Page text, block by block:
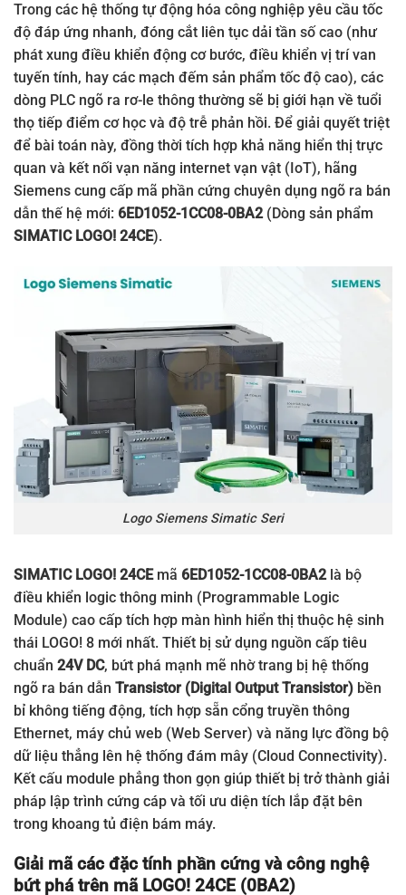
Trong các hệ thống tự động hóa công nghiệp yêu cầu tốc
độ đáp ứng nhanh, đóng cắt liên tục dải tần số cao (như
phát xung điều khiển động cơ bước, điều khiển vị trí van
tuyến tính, hay các mạch đếm sản phẩm tốc độ cao), các
dòng PLC ngõ ra rơ-le thông thường sẽ bị giới hạn về tuổi
thọ tiếp điểm cơ học và độ trễ phản hồi. Để giải quyết triệt
để bài toán này, đồng thời tích hợp khả năng hiển thị trực
quan và kết nối vạn năng internet vạn vật (IoT), hãng
Siemens cung cấp mã phần cứng chuyên dụng ngõ ra bán
dẫn thế hệ mới: 6ED1052-1CC08-0BA2(Dòng sản phẩm
SIMATIC LOGO! 24CE).
Logo Siemens Simatic Seri
SIMATIC LOGO! 24CEmã 6ED1052-1CC08-0BA2là bộ
điều khiển logic thông minh (Programmable Logic
Module) cao cấp tích hợp màn hình hiển thị thuộc hệ sinh
thái LOGO! 8 mới nhất. Thiết bị sử dụng nguồn cấp tiêu
chuẩn 24V DC, bứt phá mạnh mẽ nhờ trang bị hệ thống
ngõ ra bán dẫn Transistor (Digital Output Transistor) bền
bỉ không tiếng động, tích hợp sẵn cổng truyền thông
Ethernet, máy chủ web (Web Server) và năng lực đồng bộ
dữ liệu thẳng lên hệ thống đám mây (Cloud Connectivity).
Kết cấu module phẳng thon gọn giúp thiết bị trở thành giải
pháp lập trình cứng cáp và tối ưu diện tích lắp đặt bên
trong khoang tủ điện bám máy.
Giải mã các đặc tính phần cứng và công nghệ
bứt phá trên mã LOGO! 24CE (0BA2)